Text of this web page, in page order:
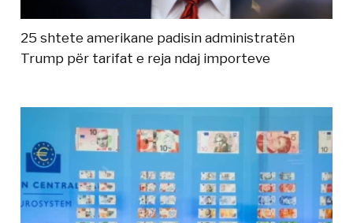
25 shtete amerikane padisin administratën
Trump për tarifat e reja ndaj importeve